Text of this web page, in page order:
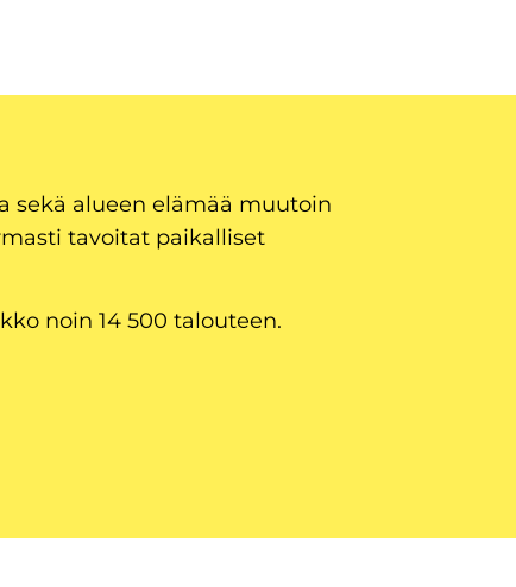
sekä alueen elämää muutoin
tavoitat paikalliset
noin 14 500 talouteen.